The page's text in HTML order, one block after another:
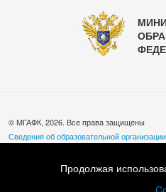
Продолжая
© МГАФК, 2026. Все права защищены
Сведения об образовательной организации
140032, Московская обл., Люберецкий р-